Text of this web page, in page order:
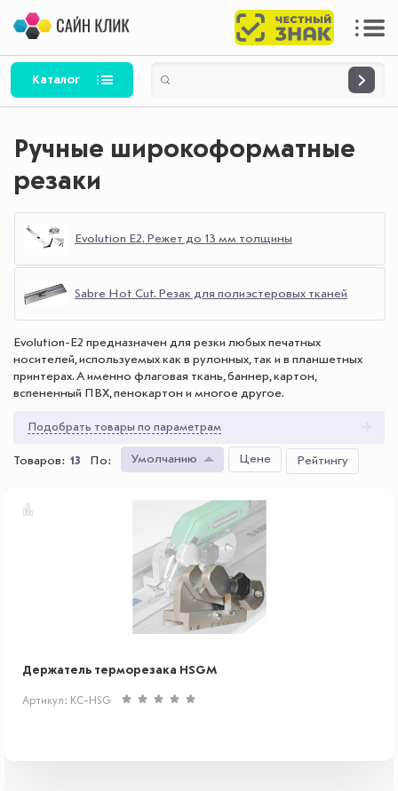
Каталог
Ручные широкоформатные
резаки
Evolution E2. Режет до 13 мм толщины
Sabre Hot Cut. Резак для полиэстеровых тканей
Evolution-E2 предназначен для резки любых печатных
носителей, используемых как в рулонных, так и в планшетных
принтерах. А именно флаговая ткань, баннер, картон,
вспененный ПВХ, пенокартон и многое другое.
Подобрать товары по параметрам
Товаров: 13 По: Умолчанию Цене Рейтингу
Держатель терморезака HSGM
Артикул: KC-HSG